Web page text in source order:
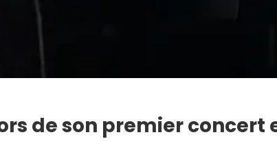
de son premier concert